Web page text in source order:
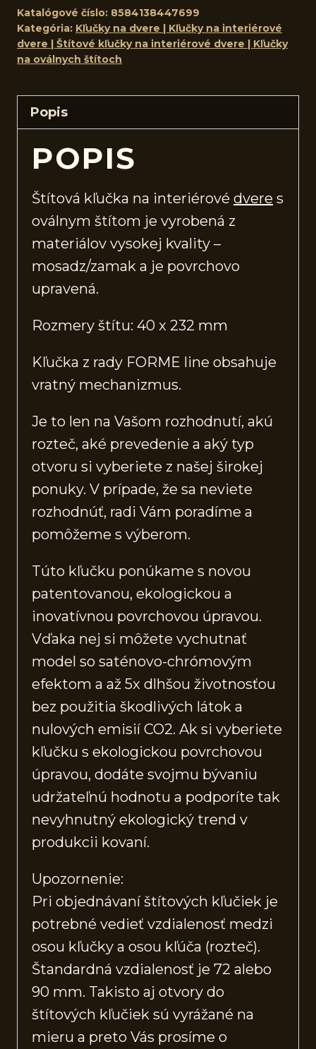
Katalógové číslo: 8584138447699
Kategória: Kľučky na dvere | Kľučky na interiérové
dvere | Štítové kľučky na interiérové dvere | Kľučky
na oválnych štítoch
Popis
POPIS
Štítová kľučka na interiérové dvere s
oválnym štítom je vyrobená z
materiálov vysokej kvality –
mosadz/zamak a je povrchovo
upravená.
Rozmery štítu: 40 x 232 mm
Kľučka z rady FORME line obsahuje
vratný mechanizmus.
Je to len na Vašom rozhodnutí, akú
rozteč, aké prevedenie a aký typ
otvoru si vyberiete z našej širokej
ponuky. V prípade, že sa neviete
rozhodnúť, radi Vám poradíme a
pomôžeme s výberom.
Túto kľučku ponúkame s novou
patentovanou, ekologickou a
inovatívnou povrchovou úpravou.
Vďaka nej si môžete vychutnať
model so saténovo-chrómovým
efektom a až 5x dlhšou životnosťou
bez použitia škodlivých látok a
nulových emisií CO2. Ak si vyberiete
kľučku s ekologickou povrchovou
úpravou, dodáte svojmu bývaniu
udržateľnú hodnotu a podporíte tak
nevyhnutný ekologický trend v
produkcii kovaní.
Upozornenie:
Pri objednávaní štítových kľučiek je
potrebné vedieť vzdialenosť medzi
osou kľučky a osou kľúča (rozteč).
Štandardná vzdialenosť je 72 alebo
90 mm. Takisto aj otvory do
štítových kľučiek sú vyrážané na
mieru a preto Vás prosíme o